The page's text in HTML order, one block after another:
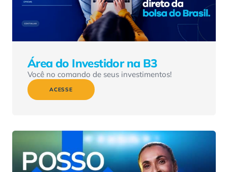
Área do Investidor na B3
Você no comando de seus investimentos!
ACESSE